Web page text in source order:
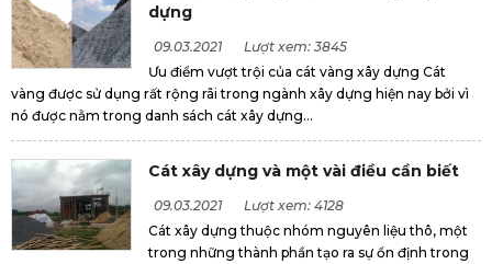
dựng
09.03.2021
Lượt xem: 3845
Ưu điểm vượt trội của cát vàng xây dựng Cát
vàng được sử dụng rất rộng rãi trong ngành xây dựng hiện nay bởi vì
nó được nằm trong danh sách cát xây dựng...
Cát xây dựng và một vài điều cần biết
09.03.2021
Lượt xem: 4128
Cát xây dựng thuộc nhóm nguyên liệu thô, một
trong những thành phần tạo ra sự ổn định trong